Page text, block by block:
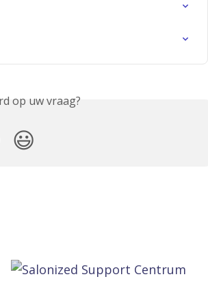
op uw vraag?
😃